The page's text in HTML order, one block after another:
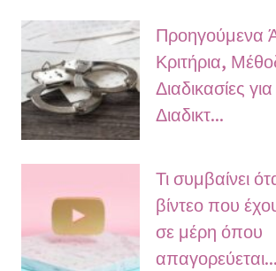
Προηγούμενα
Κριτήρια,
Διαδικασίες
Διαδικτ...
Τι συμβαίνει
βίντεο που
σε μέρη όπου
απαγορεύεται...